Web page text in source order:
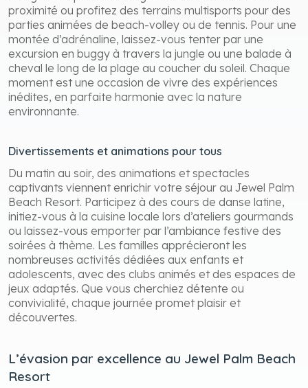
Sur terre, de nombreuses activités viennent rythmer
vos journées au Jewel Palm Beach Resort. Testez votre
swing sur un parcours de golf de classe mondiale à
proximité ou profitez des terrains multisports pour des
parties animées de beach-volley ou de tennis. Pour une
montée d’adrénaline, laissez-vous tenter par une
excursion en buggy à travers la jungle ou une balade à
cheval le long de la plage au coucher du soleil. Chaque
environnante.
Divertissements et animations pour tous
Du matin au soir, des animations et spectacles
captivants viennent enrichir votre séjour au Jewel Palm
Beach Resort. Participez à des cours de danse latine,
initiez-vous à la cuisine locale lors d’ateliers gourmands
ou laissez-vous emporter par l’ambiance festive des
soirées à thème. Les familles apprécieront les
nombreuses activités dédiées aux enfants et
adolescents, avec des clubs animés et des espaces de
découvertes.